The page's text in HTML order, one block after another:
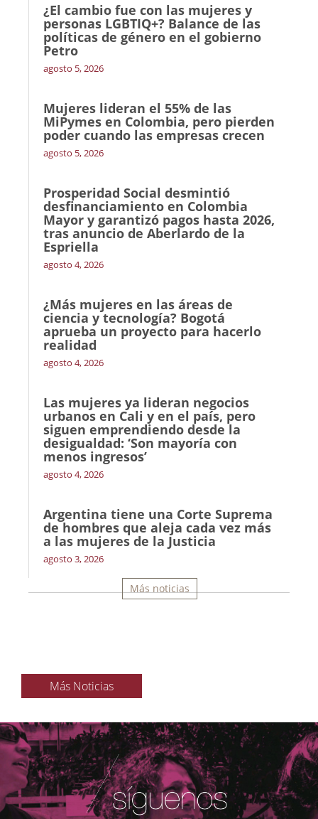
¿El cambio fue con las mujeres y
personas LGBTIQ+? Balance de las
políticas de género en el gobierno
Petro
agosto 5, 2026
Mujeres lideran el 55% de las
MiPymes en Colombia, pero pierden
poder cuando las empresas crecen
agosto 5, 2026
Prosperidad Social desmintió
desfinanciamiento en Colombia
Mayor y garantizó pagos hasta 2026,
tras anuncio de Aberlardo de la
Espriella
agosto 4, 2026
¿Más mujeres en las áreas de
ciencia y tecnología? Bogotá
aprueba un proyecto para hacerlo
realidad
agosto 4, 2026
Las mujeres ya lideran negocios
urbanos en Cali y en el país, pero
siguen emprendiendo desde la
desigualdad: ‘Son mayoría con
menos ingresos’
agosto 4, 2026
Argentina tiene una Corte Suprema
de hombres que aleja cada vez más
a las mujeres de la Justicia
agosto 3, 2026
Más noticias
Más Noticias